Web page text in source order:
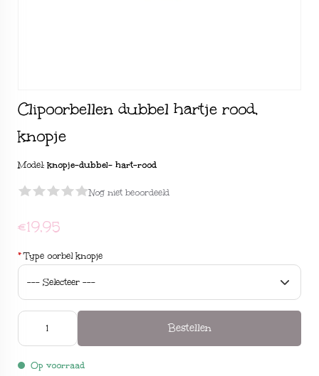
Clipoorbellen dubbel hartje rood,
knopje
Model: knopje-dubbel- hart-rood
Nog niet beoordeeld
€19,95
*Type oorbel knopje
Bestellen
Op voorraad